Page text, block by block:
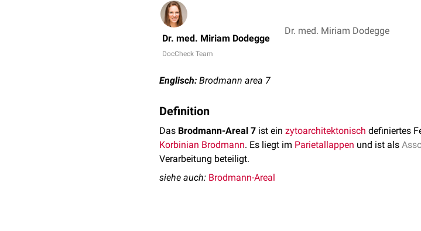
Dr. med. Miriam Dodegge
DocCheck Team
Dr. med. Miriam Dodegge
Englisch: Brodmann area 7
Definition
Das Brodmann-Areal 7 ist ein zytoarchitektonisch definiertes
Korbinian Brodmann. Es liegt im Parietallappen und ist als
Verarbeitung beteiligt.
siehe auch: Brodmann-Areal